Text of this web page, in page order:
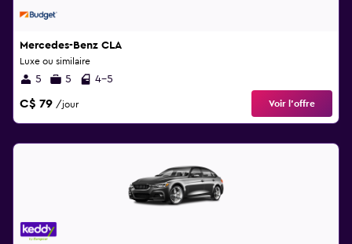
Mercedes-Benz CLA
Luxe ou similaire
5 5 4-5
C$ 79 /jour Voir l’offre